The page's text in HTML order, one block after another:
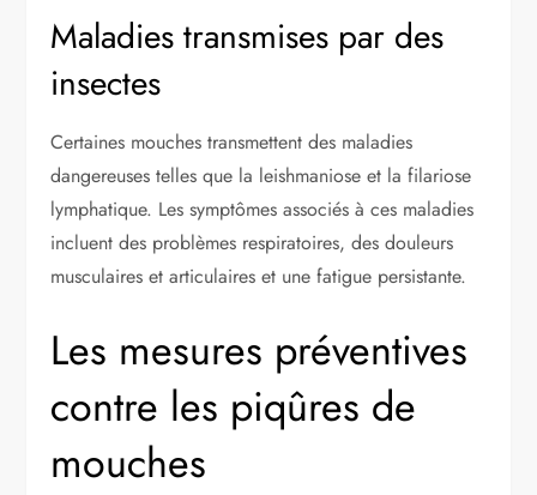
Maladies transmises par des
insectes
Certaines mouches transmettent des maladies
dangereuses telles que la leishmaniose et la filariose
lymphatique. Les symptômes associés à ces maladies
incluent des problèmes respiratoires, des douleurs
musculaires et articulaires et une fatigue persistante.
Les mesures préventives
contre les piqûres de
mouches